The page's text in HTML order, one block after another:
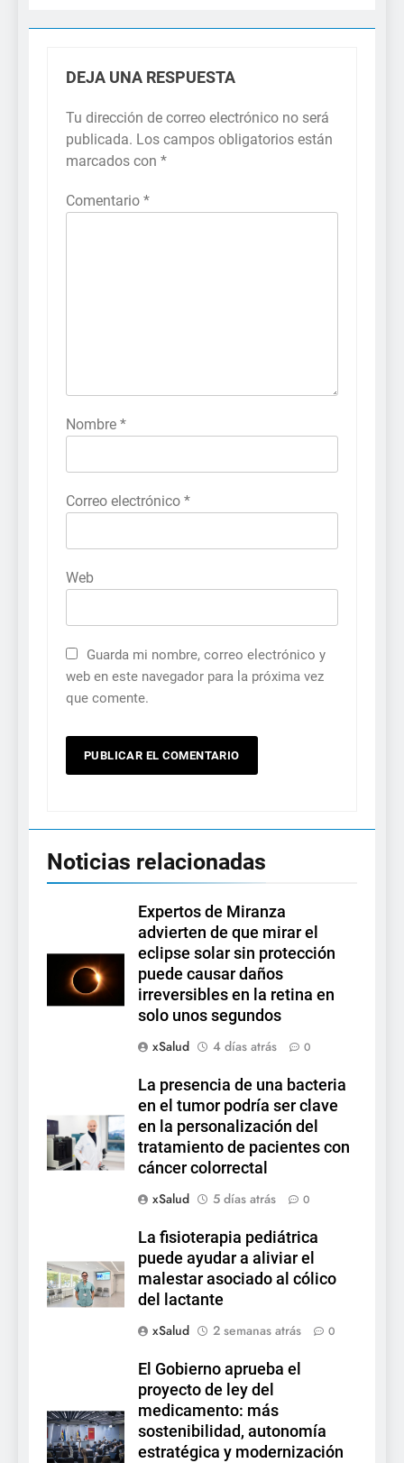
DEJA UNA RESPUESTA
Tu dirección de correo electrónico no será
publicada. Los campos obligatorios están
marcados con *
Comentario *
Nombre *
Correo electrónico *
Web
Guarda mi nombre, correo electrónico y
web en este navegador para la próxima vez
que comente.
Noticias relacionadas
Expertos de Miranza
advierten de que mirar el
eclipse solar sin protección
puede causar daños
irreversibles en la retina en
solo unos segundos
xSalud
4 días atrás 0
La presencia de una bacteria
en el tumor podría ser clave
en la personalización del
tratamiento de pacientes con
cáncer colorrectal
xSalud
5 días atrás 0
La fisioterapia pediátrica
puede ayudar a aliviar el
malestar asociado al cólico
del lactante
xSalud
2 semanas atrás 0
El Gobierno aprueba el
proyecto de ley del
medicamento: más
sostenibilidad, autonomía
estratégica y modernización